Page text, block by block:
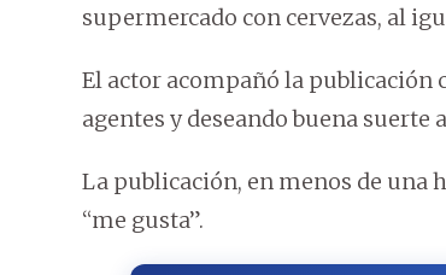
supermercado con cervezas, al
El actor acompañó la publicación
agentes y deseando buena suerte
La publicación, en menos de una
“me gusta”.